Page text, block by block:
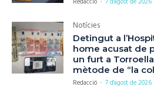
Notícies
Detingut a
home acusat de
un furt a
mètode de “la
Redacció - 7 d'agost de 2026